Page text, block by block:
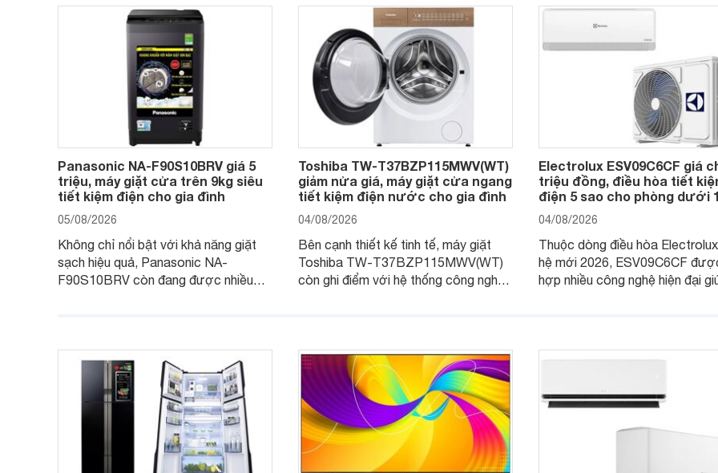
Panasonic NA-F90S10BRV giá 5
triệu, máy giặt cửa trên 9kg siêu
tiết kiệm điện cho gia đình
05/08/2026
Không chỉ nổi bật với khả năng giặt
sạch hiệu quả, Panasonic NA-
F90S10BRV còn đang được nhiều
giặt cửa trên 9kg.
Toshiba TW-T37BZP115MWV(WT)
giảm nửa giá, máy giặt cửa ngang
tiết kiệm điện nước cho gia đình
04/08/2026
Bên cạnh thiết kế tinh tế, máy giặt
Toshiba TW-T37BZP115MWV(WT)
còn ghi điểm với hệ thống công nghệ
giặt.
Electrolux ESV09C6CF giá
triệu đồng, điều hòa tiết
điện 5 sao cho phòng dưới
04/08/2026
Thuộc dòng điều hòa
hệ mới 2026, ESV09C6CF
hợp nhiều công nghệ hiện đại
giá bán rất dễ chịu.